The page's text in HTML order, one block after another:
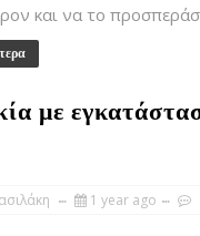
και να το
με
1 year ago